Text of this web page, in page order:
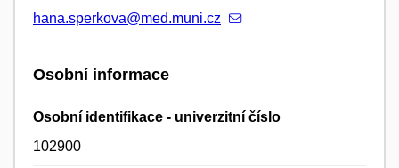
hana.sperkova@med.muni.cz
Osobní informace
Osobní identifikace - univerzitní číslo
102900